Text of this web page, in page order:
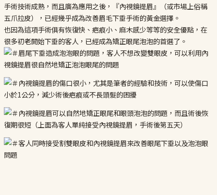
手術技術成熟，而且廣為應用之後，『內視鏡提眉』（或市場上俗稱
五爪拉皮），已經幾乎成為改善眉毛下垂手術的黃金選擇。
也因為這項手術俱有恢復快、疤痕小、麻木感少等等的安全優點，在
很多初老開始下垂的客人，已經成為矯正眼尾泡泡的首選了。